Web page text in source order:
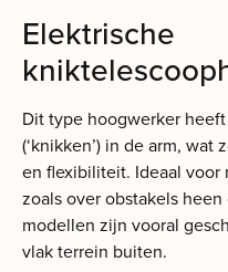
Elektrische
Dit type hoogwerker
(‘knikken’) in de arm,
en flexibiliteit. Ideaal
zoals over obstakels
modellen zijn vooral
vlak terrein buiten.